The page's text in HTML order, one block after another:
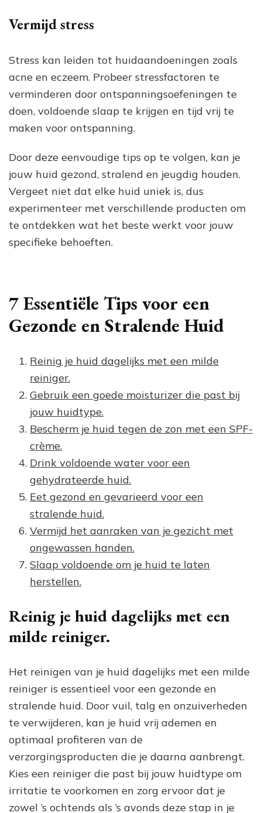
Vermijd stress
Stress kan leiden tot huidaandoeningen zoals
acne en eczeem. Probeer stressfactoren te
verminderen door ontspanningsoefeningen te
doen, voldoende slaap te krijgen en tijd vrij te
maken voor ontspanning.
Door deze eenvoudige tips op te volgen, kan je
jouw huid gezond, stralend en jeugdig houden.
Vergeet niet dat elke huid uniek is, dus
experimenteer met verschillende producten om
te ontdekken wat het beste werkt voor jouw
specifieke behoeften.
7 Essentiële Tips voor een
Gezonde en Stralende Huid
Reinig je huid dagelijks met een milde
reiniger.
Gebruik een goede moisturizer die past bij
jouw huidtype.
Bescherm je huid tegen de zon met een SPF-
crème.
Drink voldoende water voor een
gehydrateerde huid.
Eet gezond en gevarieerd voor een
stralende huid.
Vermijd het aanraken van je gezicht met
ongewassen handen.
Slaap voldoende om je huid te laten
herstellen.
Reinig je huid dagelijks met een
milde reiniger.
Het reinigen van je huid dagelijks met een milde
reiniger is essentieel voor een gezonde en
stralende huid. Door vuil, talg en onzuiverheden
te verwijderen, kan je huid vrij ademen en
optimaal profiteren van de
verzorgingsproducten die je daarna aanbrengt.
Kies een reiniger die past bij jouw huidtype om
irritatie te voorkomen en zorg ervoor dat je
zowel ’s ochtends als ’s avonds deze stap in je